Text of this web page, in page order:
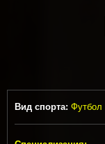
Вид спорта: Футбол